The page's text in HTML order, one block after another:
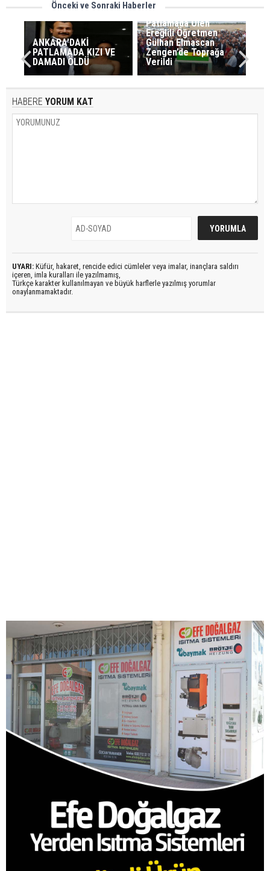
Önceki ve Sonraki Haberler
ANKARA'DAKİ
PATLAMADA KIZI VE
DAMADI ÖLDÜ
Patlamada Ölen
Ereğlili Öğretmen
Gülhan Elmascan
Zengen’de Toprağa
Verildi
HABERE YORUM KAT
UYARI: Küfür, hakaret, rencide edici cümleler veya imalar, inançlara saldırı
içeren, imla kuralları ile yazılmamış,
Türkçe karakter kullanılmayan ve büyük harflerle yazılmış yorumlar
onaylanmamaktadır.